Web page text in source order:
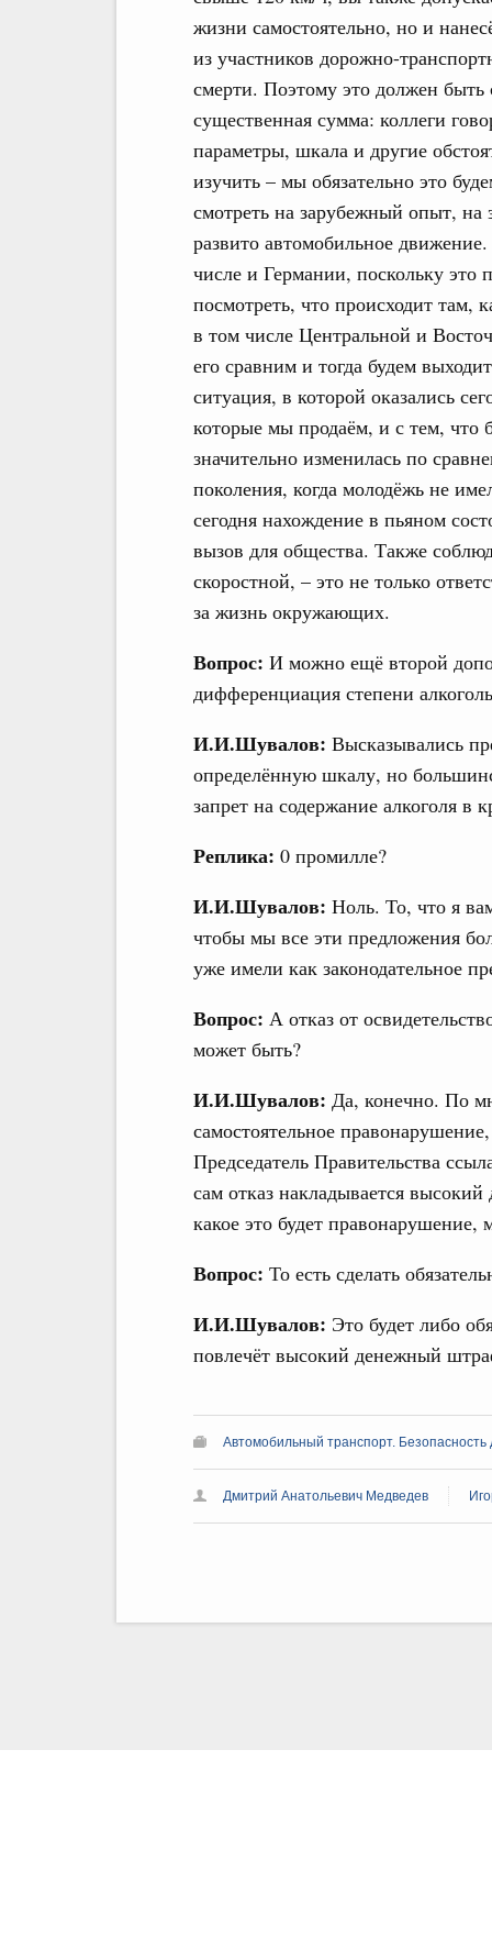
жизни самостоятельно, но и
из участников дорожно-
смерти. Поэтому это должен
существенная сумма: коллеги
параметры, шкала и другие
изучить – мы обязательно это
смотреть на зарубежный опыт,
развито автомобильное
числе и Германии, поскольку
посмотреть, что происходит там,
в том числе Центральной и
его сравним и тогда будем
ситуация, в которой оказались
которые мы продаём, и с тем, что
значительно изменилась по
поколения, когда молодёжь не
сегодня нахождение в пьяном
вызов для общества. Также
скоростной, – это не только
за жизнь окружающих.
Вопрос: И можно ещё второй
дифференциация степени
И.И.Шувалов: Высказывались
определённую шкалу, но
запрет на содержание алкоголя в
Реплика: 0 промилле?
И.И.Шувалов: Ноль. То, что я
чтобы мы все эти предложения
уже имели как законодательное
Вопрос: А отказ от
может быть?
И.И.Шувалов: Да, конечно. По
самостоятельное
Председатель Правительства
сам отказ накладывается
какое это будет
Вопрос: То есть сделать
И.И.Шувалов: Это будет либо
повлечёт высокий денежный
Автомобильный транспорт.
Дмитрий Анатольевич Медведев